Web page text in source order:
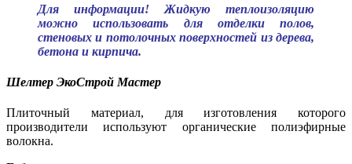
Для информации! Жидкую теплоизоляцию
можно использовать для отделки полов,
стеновых и потолочных поверхностей из дерева,
бетона и кирпича.
Шелтер ЭкоСтрой Мастер
Плиточный материал, для изготовления которого
производители используют органические полиэфирные
волокна.